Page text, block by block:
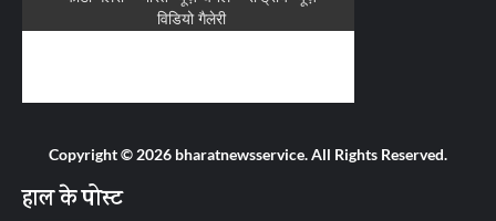
Copyright © 2026 bharatnewsservice. All Rights Reserved.
हाल के पोस्ट